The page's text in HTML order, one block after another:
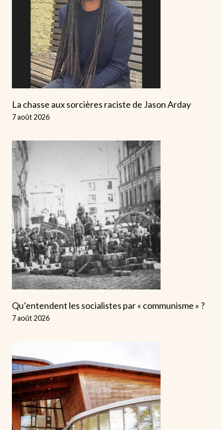
La chasse aux sorcières raciste de Jason Arday
7 août 2026
Qu’entendent les socialistes par « communisme » ?
7 août 2026